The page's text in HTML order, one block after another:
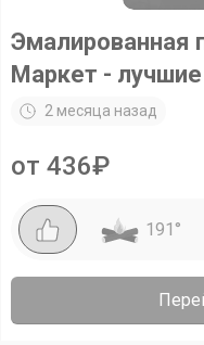
Эмалированная
Маркет -
2 месяца назад
от 436₽
191 °